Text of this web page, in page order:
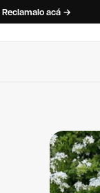
Reclamalo acá →